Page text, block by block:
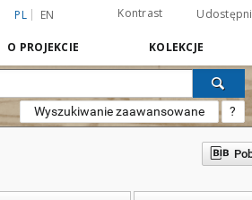
PL EN Kontrast
O PROJEKCIE KOLEKCJE
Wyszukiwanie zaawansowane ?